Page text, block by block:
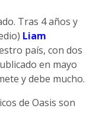
Tras 4 años y
Liam
país, con dos
en mayo
y debe mucho.
de Oasis son